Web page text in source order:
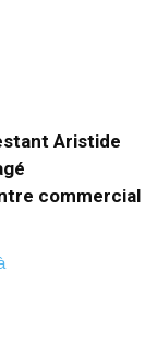
Aristide
commercial